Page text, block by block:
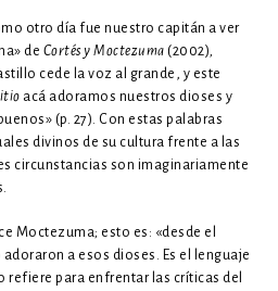
otro día fue nuestro capitán a ver
de Cortés y Moctezuma (2002),
cede la voz al grande, y este
acá adoramos nuestros dioses y
(p. 27). Con estas palabras
divinos de su cultura frente a las
circunstancias son imaginariamente
Moctezuma; esto es: «desde el
a esos dioses. Es el lenguaje
refiere para enfrentar las críticas del